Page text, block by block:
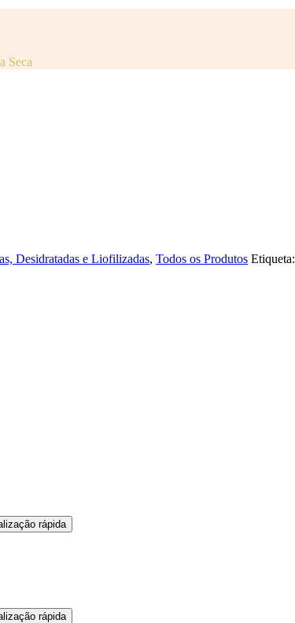
Seca
Desidratadas e Liofilizadas, Todos os Produtos Etiqueta:
rápida
rápida